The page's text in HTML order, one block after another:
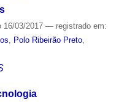
16/03/2017 — registrado em:
Polo Ribeirão Preto,